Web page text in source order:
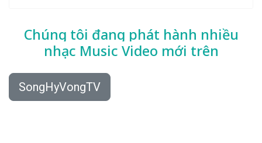
Chúng tôi đang phát hành nhiều
nhạc Music Video mới trên
SongHyVongTV